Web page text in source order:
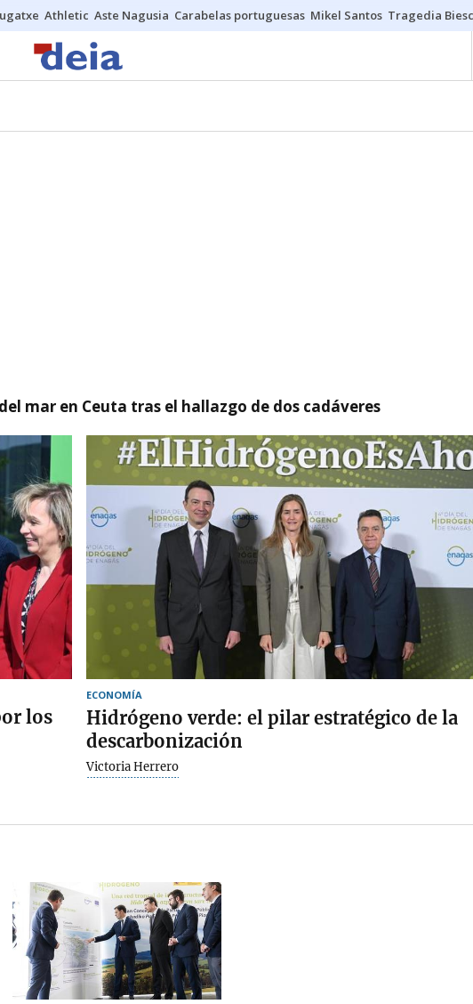
Athletic Aste Nagusia Carabelas portuguesas Mikel Santos Tragedia
mar en Ceuta tras el hallazgo de dos cadáveres
los
ECONOMÍA
Hidrógeno verde: el pilar estratégico de la
descarbonización
Victoria Herrero